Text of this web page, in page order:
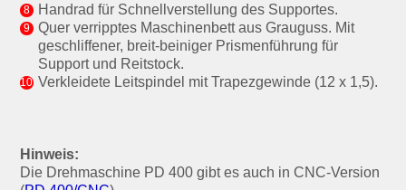
Handrad für Schnellverstellung des Supportes.
Quer verripptes Maschinenbett aus Grauguss. Mit
geschliffener, breit-beiniger Prismenführung für
Support und Reitstock.
Verkleidete Leitspindel mit Trapezgewinde (12 x 1,5).
Hinweis:
Die Drehmaschine PD 400 gibt es auch in CNC-Version